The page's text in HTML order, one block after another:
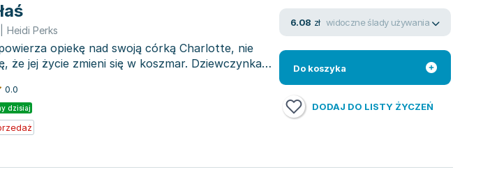
Heidi Perks
opiekę nad swoją córką Charlotte, nie
że jej życie zmieni się w koszmar. Dziewczynka
0.0
dzisiaj
6.08 zł widoczne ślady używania
Do koszyka
DODAJ DO LISTY ŻYCZEŃ